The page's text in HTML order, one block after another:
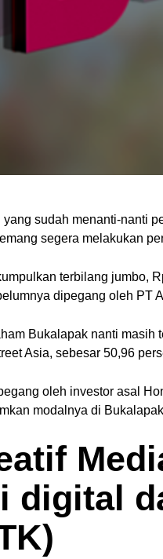
sudah menanti-nanti
segera melakukan
terbilang jumbo,
dipegang oleh PT
Bukalapak nanti
Asia, sebesar 50,96
oleh investor asal
modalnya di
digital